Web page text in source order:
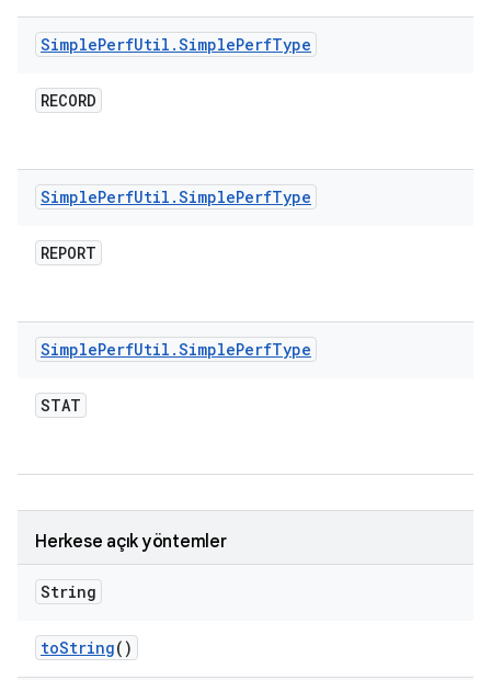
SimplePerfUtil .SimplePerfType
RECORD
SimplePerfUtil .SimplePerfType
REPORT
SimplePerfUtil .SimplePerfType
STAT
Herkese açık yöntemler
String
toString()